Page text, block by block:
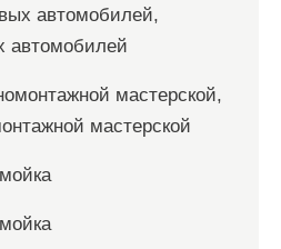
автомобилей,
автомобилей
мастерской,
мастерской